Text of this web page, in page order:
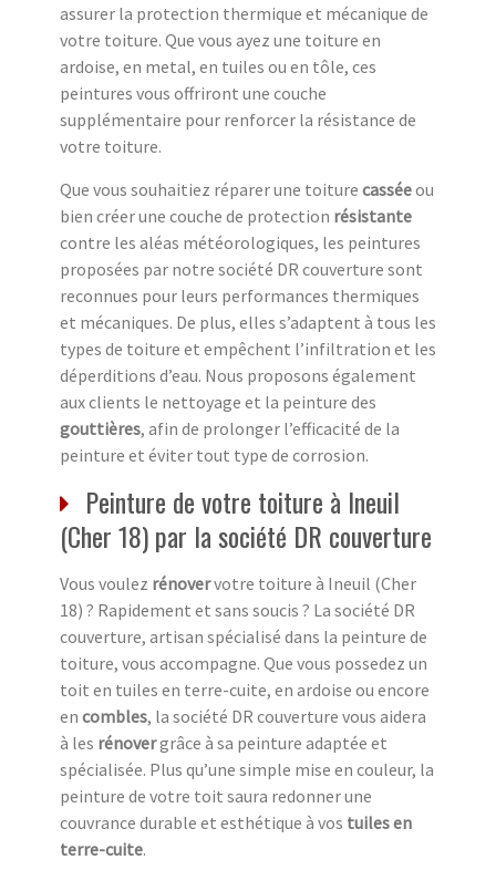
assurer la protection thermique et mécanique de
votre toiture. Que vous ayez une toiture en
ardoise, en metal, en tuiles ou en tôle, ces
peintures vous offriront une couche
supplémentaire pour renforcer la résistance de
votre toiture.
Que vous souhaitiez réparer une toiture casséeou
bien créer une couche de protection résistante
contre les aléas météorologiques, les peintures
proposées par notre société DR couverture sont
reconnues pour leurs performances thermiques
et mécaniques. De plus, elles s’adaptent à tous les
types de toiture et empêchent l’infiltration et les
déperditions d’eau. Nous proposons également
aux clients le nettoyage et la peinture des
gouttières, afin de prolonger l’efficacité de la
peinture et éviter tout type de corrosion.
Peinture de votre toiture à Ineuil
(Cher 18) par la société DR couverture
Vous voulez rénovervotre toiture à Ineuil (Cher
18) ? Rapidement et sans soucis ? La société DR
couverture, artisan spécialisé dans la peinture de
toiture, vous accompagne. Que vous possedez un
toit en tuiles en terre-cuite, en ardoise ou encore
en combles, la société DR couverture vous aidera
à les rénovergrâce à sa peinture adaptée et
spécialisée. Plus qu’une simple mise en couleur, la
peinture de votre toit saura redonner une
couvrance durable et esthétique à vos tuiles en
terre-cuite.